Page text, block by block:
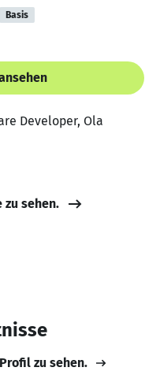
Basis
Developer, Ola
zu sehen.
zu sehen.